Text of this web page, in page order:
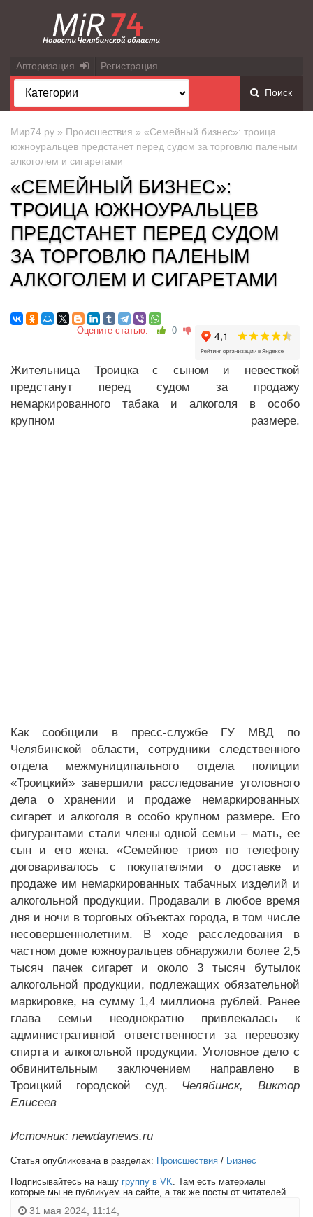
Авторизация Регистрация
Поиск
Мир74.ру » Происшествия » «Семейный бизнес»: троица
южноуральцев предстанет перед судом за торговлю паленым
алкоголем и сигаретами
«СЕМЕЙНЫЙ БИЗНЕС»:
ТРОИЦА ЮЖНОУРАЛЬЦЕВ
ПРЕДСТАНЕТ ПЕРЕД СУДОМ
ЗА ТОРГОВЛЮ ПАЛЕНЫМ
АЛКОГОЛЕМ И СИГАРЕТАМИ
Оцените статью: 0
Жительница Троицка с сыном и невесткой
предстанут перед судом за продажу
немаркированного табака и алкоголя в особо
крупном размере.
Как сообщили в пресс-службе ГУ МВД по
Челябинской области, сотрудники следственного
отдела межмуниципального отдела полиции
«Троицкий» завершили расследование уголовного
дела о хранении и продаже немаркированных
сигарет и алкоголя в особо крупном размере. Его
фигурантами стали члены одной семьи – мать, ее
сын и его жена.
«Семейное трио» по телефону
договаривалось с покупателями о доставке и
продаже им немаркированных табачных изделий и
алкогольной продукции. Продавали в любое время
дня и ночи в торговых объектах города, в том числе
несовершеннолетним.
В ходе расследования в
частном доме южноуральцев обнаружили более 2,5
тысяч пачек сигарет и около 3 тысяч бутылок
алкогольной продукции, подлежащих обязательной
маркировке, на сумму 1,4 миллиона рублей. Ранее
глава семьи неоднократно привлекалась к
административной ответственности за перевозку
спирта и алкогольной продукции. Уголовное дело с
обвинительным заключением направлено в
Троицкий городской суд.
Челябинск, Виктор
Елисеев
Источник: newdaynews.ru
Статья опубликована в разделах: Происшествия / Бизнес
Подписывайтесь на нашу группу в VK . Там есть материалы
которые мы не публикуем на сайте, а так же посты от читателей.
31 мая 2024, 11:14,